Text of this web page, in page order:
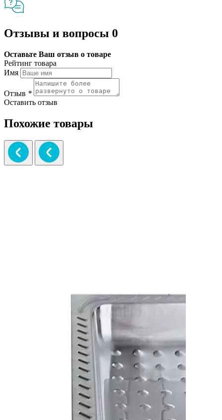
Отзывы и вопросы 0
Оставьте Ваш отзыв о товаре
Рейтинг товара
Имя
Отзыв *
Оставить отзыв
Похожие товары